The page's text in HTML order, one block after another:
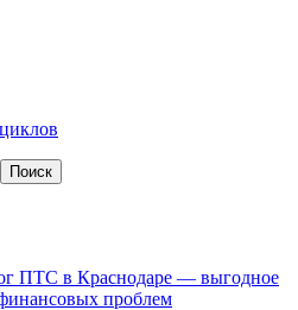
ПТС в Краснодаре — выгодное
проблем